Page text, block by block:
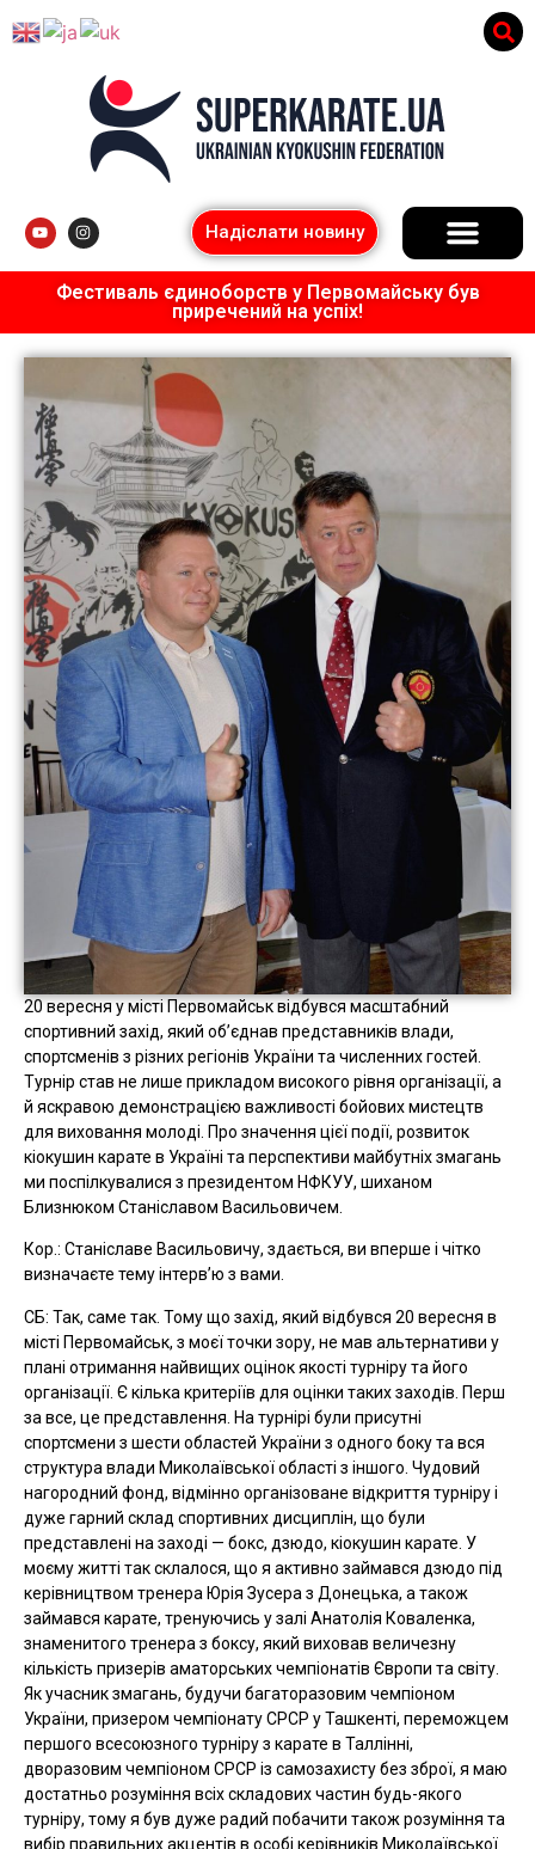
Надіслати новину
Фестиваль єдиноборств у Первомайську був
приречений на успіх!
20 вересня у місті Первомайськ відбувся масштабний
спортивний захід, який об’єднав представників влади,
спортсменів з різних регіонів України та численних гостей.
Турнір став не лише прикладом високого рівня організації, а
й яскравою демонстрацією важливості бойових мистецтв
для виховання молоді. Про значення цієї події, розвиток
кіокушин карате в Україні та перспективи майбутніх змагань
ми поспілкувалися з президентом НФКУУ, шиханом
Близнюком Станіславом Васильовичем.
Кор.: Станіславе Васильовичу, здається, ви вперше і чітко
визначаєте тему інтерв’ю з вами.
СБ: Так, саме так. Тому що захід, який відбувся 20 вересня в
місті Первомайськ, з моєї точки зору, не мав альтернативи у
плані отримання найвищих оцінок якості турніру та його
організації. Є кілька критеріїв для оцінки таких заходів. Перш
за все, це представлення. На турнірі були присутні
спортсмени з шести областей України з одного боку та вся
структура влади Миколаївської області з іншого. Чудовий
нагородний фонд, відмінно організоване відкриття турніру і
дуже гарний склад спортивних дисциплін, що були
представлені на заході — бокс, дзюдо, кіокушин карате. У
моєму житті так склалося, що я активно займався дзюдо під
керівництвом тренера Юрія Зусера з Донецька, а також
займався карате, тренуючись у залі Анатолія Коваленка,
знаменитого тренера з боксу, який виховав величезну
кількість призерів аматорських чемпіонатів Європи та світу.
Як учасник змагань, будучи багаторазовим чемпіоном
України, призером чемпіонату СРСР у Ташкенті, переможцем
першого всесоюзного турніру з карате в Таллінні,
дворазовим чемпіоном СРСР із самозахисту без зброї, я маю
достатньо розуміння всіх складових частин будь-якого
турніру, тому я був дуже радий побачити також розуміння та
вибір правильних акцентів в особі керівників Миколаївської